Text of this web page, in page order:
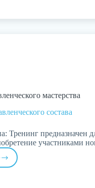
мастерства
состава
Тренинг предназначен
участниками